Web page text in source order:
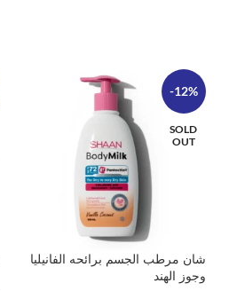
-12%
SOLD
OUT
شان مرطب الجسم برائحه الفانيليا
وجوز الهند